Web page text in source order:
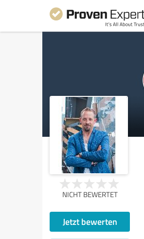
NICHT BEWERTET
Jetzt bewerten